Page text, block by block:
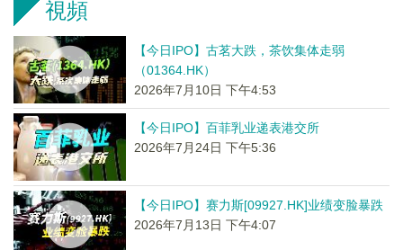
視頻
【今日IPO】古茗大跌，茶饮集体走弱
（01364.HK）
2026年7月10日 下午4:53
【今日IPO】百菲乳业递表港交所
2026年7月24日 下午5:36
【今日IPO】赛力斯[09927.HK]业绩变脸暴跌
2026年7月13日 下午4:07